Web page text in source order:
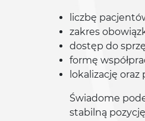
liczbę
zakres
dostęp do
formę
lokalizację
Świadome
stabilną